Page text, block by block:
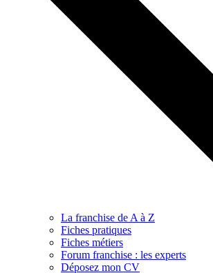
La franchise de A à Z
Fiches pratiques
Fiches métiers
Forum franchise : les experts
Déposez mon CV